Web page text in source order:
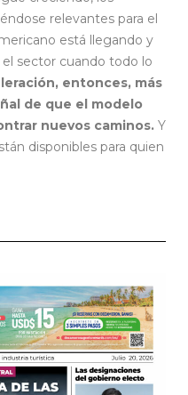
relevantes para el
está llegando y
sector cuando todo lo
entonces, más
de que el modelo
nuevos caminos. Y
disponibles para quien